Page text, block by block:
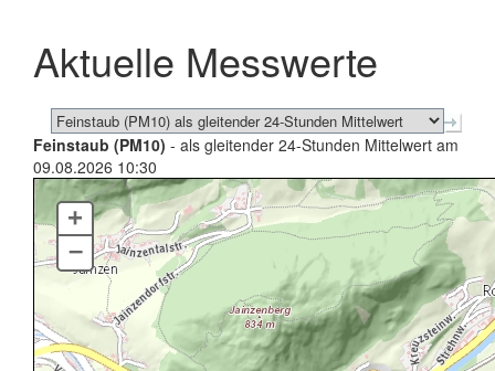
schließen
Aktuelle Messwerte
Feinstaub (PM10) - als gleitender 24-Stunden Mittelwert am
09.08.2026 10:30
+
–